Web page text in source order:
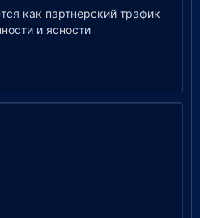
как партнерский трафик
и ясности